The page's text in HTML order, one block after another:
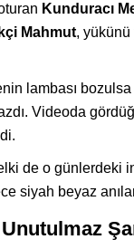
Kunduracı
Mahmut,
lambası
Videoda
de o günlerdeki
siyah beyaz